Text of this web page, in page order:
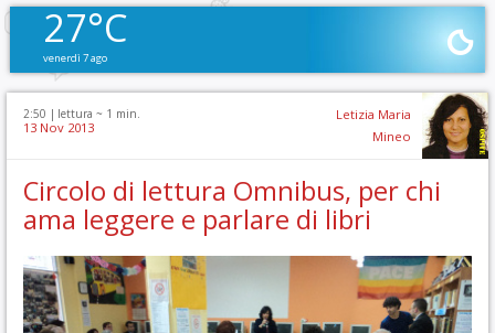
27°C
venerdì 7 ago
2:50 | lettura ~ 1 min.
13 Nov 2013
Letizia Maria
Mineo
Circolo di lettura Omnibus, per chi
ama leggere e parlare di libri